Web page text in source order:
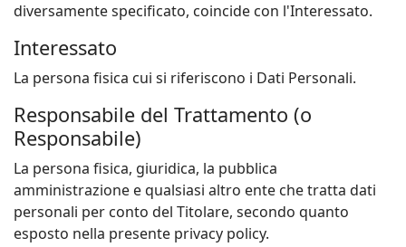
diversamente specificato, coincide con l'Interessato.
Interessato
La persona fisica cui si riferiscono i Dati Personali.
Responsabile del Trattamento (o
Responsabile)
La persona fisica, giuridica, la pubblica
amministrazione e qualsiasi altro ente che tratta dati
personali per conto del Titolare, secondo quanto
esposto nella presente privacy policy.